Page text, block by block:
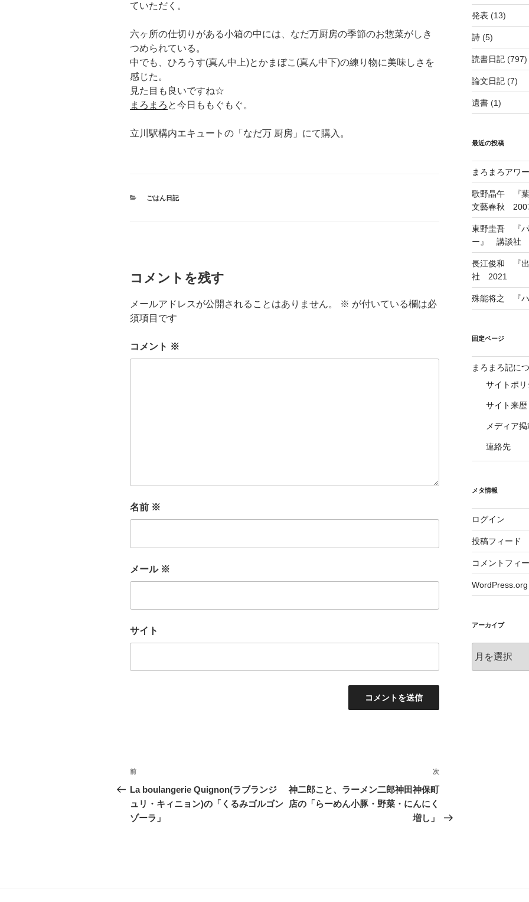
ていただく。
六ヶ所の仕切りがある小箱の中には、なだ万厨房の季節のお惣菜がしき
つめられている。
中でも、ひろうす(真ん中上)とかまぼこ(真ん中下)の練り物に美味しさを
感じた。
見た目も良いですね☆
まろまろ と今日ももぐもぐ。
立川駅構内エキュートの「なだ万 厨房」にて購入。
カ
ごはん日記
コメントを残す
メールアドレスが公開されることはありません。 ※ が付いている欄は必
須項目です
コメント ※
名前 ※
メール ※
サイト
投
稿
ナ
前
の
投
稿
前
La boulangerie Quignon(ラブランジ
ュリ・キィニョン)の「くるみゴルゴン
ゾーラ」
次
の
稿
次
神二郎こと、ラーメン二郎神田神保町
店の「らーめん小豚・野菜・にんにく
増し」
発表 (13)
詩(5)
読書日記(797)
論文日記(7)
遺書(1)
最近の投稿
まろまろアワ
歌野晶午 『
文藝春秋
東野圭吾 『パ
ー』 講談社
長江俊和 『
社 2021
殊能将之 『
固定ページ
まろまろ記に
サイトポリ
サイト来歴
メディア
連絡先
メタ情報
ログイン
投稿フィード
コメントフィ
WordPress.org
アーカイブ
ー